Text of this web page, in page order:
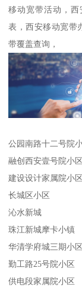
移动宽带活动，
表，西安移动宽带
带覆盖查询，
公园南路十二号院
融创西安壹号院小区
建设设计家属院小区
长城区小区
沁水新城
珠江新城摩卡小镇
华清学府城三期小区
勤工路25号院小区
供电段家属院小区